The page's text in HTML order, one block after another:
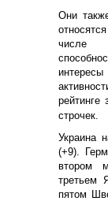
Они
числе
рейтинге
строчек.
Украина
(+9).
втором
третьем
пятом